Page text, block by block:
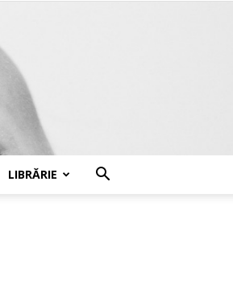
LIBRĂRIE